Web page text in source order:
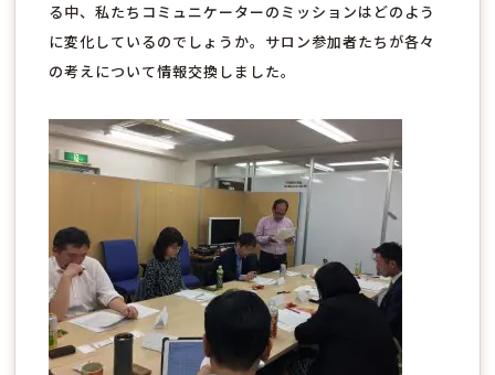
る中、私たちコミュニケーターのミッションはどのよう
に変化しているのでしょうか。サロン参加者たちが各々
の考えについて情報交換しました。